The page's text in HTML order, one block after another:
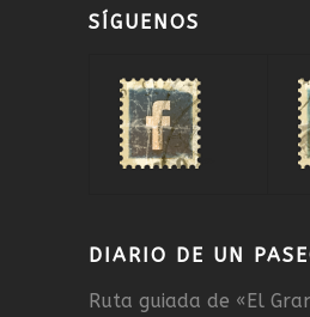
SÍGUENOS
DIARIO DE UN
Ruta guiada de «El